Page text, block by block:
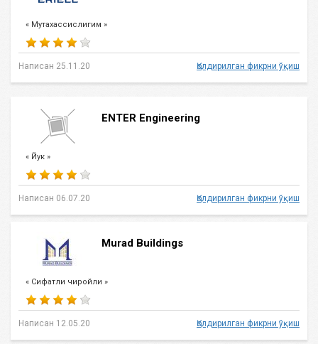
« Мутахассислигим »
Написан 25.11.20 Қолдирилган фикрни ўқиш
ENTER Engineering
« Йук »
Написан 06.07.20 Қолдирилган фикрни ўқиш
Murad Buildings
« Сифатли чиройли »
Написан 12.05.20 Қолдирилган фикрни ўқиш